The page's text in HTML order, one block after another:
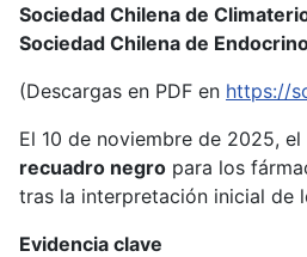
Sociedad Chilena de
Sociedad Chilena de
(Descargas en PDF en https://
El 10 de noviembre de 2025,
recuadro negro para los
tras la interpretación inicial de
Evidencia clave